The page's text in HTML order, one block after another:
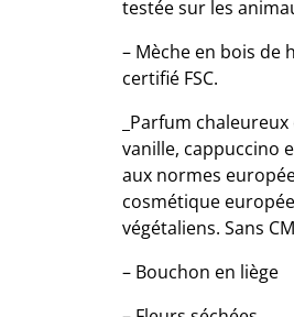
testée sur les
– Mèche en bois de
certifié FSC.
_Parfum
vanille, cappuccino
aux normes
cosmétique
végétaliens. Sans
– Bouchon en liège